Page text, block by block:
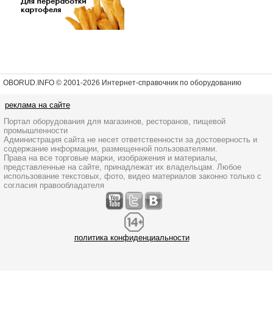
OBORUD.INFO © 2001-2026 Интернет-справочник по оборудованию
реклама на сайте
Портал оборудования для магазинов, ресторанов, пищевой
промышленности
Администрация сайта не несет ответственности за достоверность и
содержание информации, размещенной пользователями.
Права на все торговые марки, изображения и материалы,
представленные на сайте, принадлежат их владельцам. Любое
использование текстовых, фото, видео материалов законно только с
согласия правообладателя
политика конфиденциальности